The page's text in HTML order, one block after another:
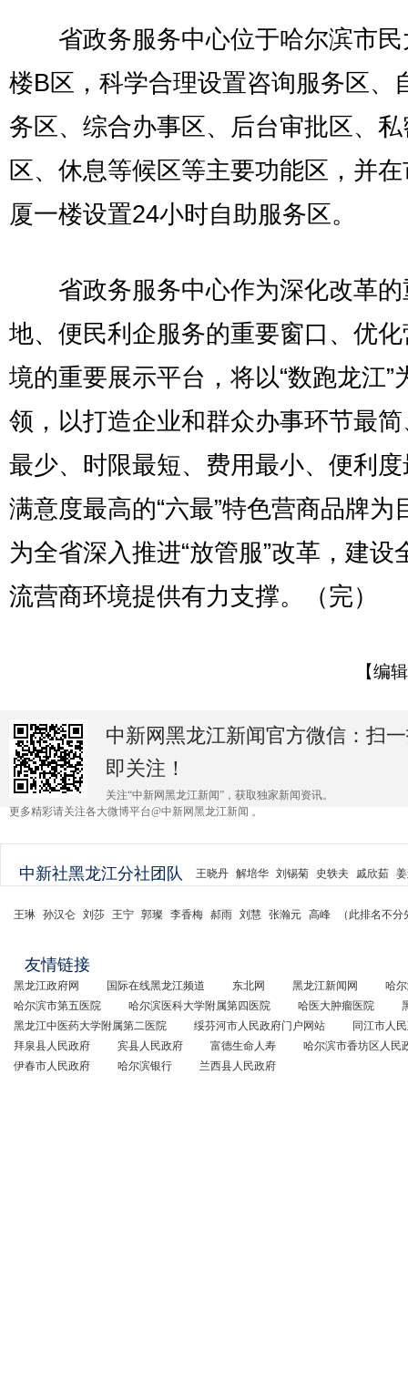
省政务服务中心位于哈尔滨市民
楼B区，科学合理设置咨询服务区、
务区、综合办事区、后台审批区、
区、休息等候区等主要功能区，并
厦一楼设置24小时自助服务区。
省政务服务中心作为深化改革的
地、便民利企服务的重要窗口、优
境的重要展示平台，将以“数跑龙江”
领，以打造企业和群众办事环节最
最少、时限最短、费用最小、便利
满意度最高的“六最”特色营商品牌为
为全省深入推进“放管服”改革，建设
流营商环境提供有力支撑。（完）
【编
中新网黑龙江新闻官方微信：扫
即关注！
关注“中新网黑龙江新闻”，获取独家新闻资讯。
更多精彩请关注各大微博平台@中新网黑龙江新闻 。
中新社黑龙江分社团队 王晓丹 解培华 刘锡菊 史轶夫 戚欣茹
王琳 孙汉仑 刘莎 王宁 郭璨 李香梅 郝雨 刘慧 张瀚元 高峰 （此排名不分
友情链接
黑龙江政府网 国际在线黑龙江频道 东北网 黑龙江新闻网
哈
哈尔滨市第五医院
哈尔滨医科大学附属第四医院 哈医大肿瘤医院
黑龙江中医药大学附属第二医院
绥芬河市人民政府门户网站
同江市人
拜泉县人民政府
宾县人民政府 富德生命人寿
哈尔滨市香坊区人民
伊春市人民政府
哈尔滨银行 兰西县人民政府